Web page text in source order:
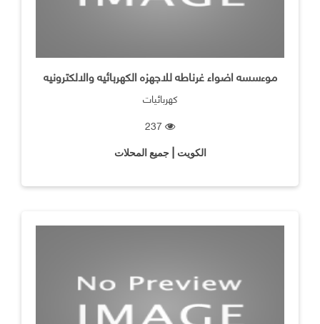
موءسسه اضواء غرناطه للاجهزه الكهربائيه والالكترونيه
كهربائيات
الكويت | جميع المحلات